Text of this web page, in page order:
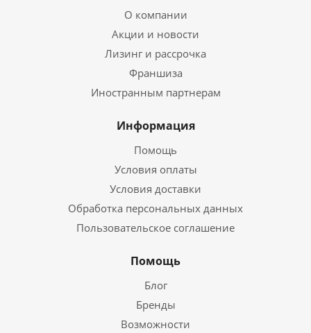
О компании
Акции и новости
Лизинг и рассрочка
Франшиза
Иностранным партнерам
Информация
Помощь
Условия оплаты
Условия доставки
Обработка персональных данных
Пользовательское соглашение
Помощь
Блог
Бренды
Возможности